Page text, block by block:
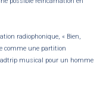
radiophonique, « Bien,
comme une partition
musical pour un homme